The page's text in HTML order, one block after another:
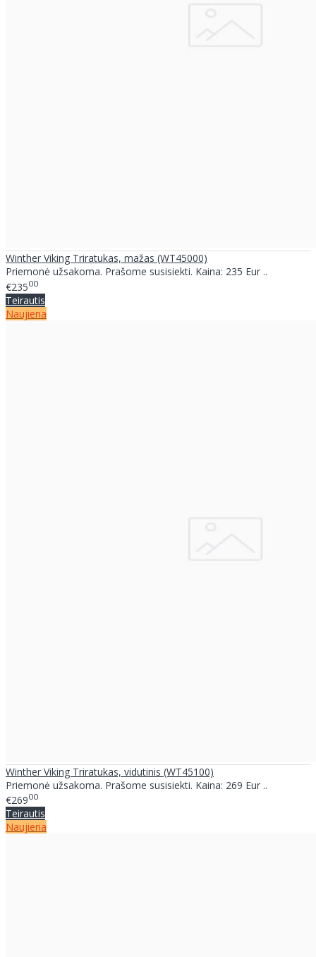
Winther Viking Triratukas, mažas (WT45000)
Priemonė užsakoma. Prašome susisiekti. Kaina: 235 Eur ..
€23500
Teirautis
Naujiena
Winther Viking Triratukas, vidutinis (WT45100)
Priemonė užsakoma. Prašome susisiekti. Kaina: 269 Eur ..
€26900
Teirautis
Naujiena